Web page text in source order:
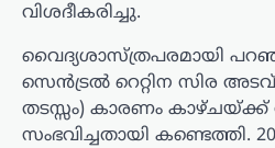
വിശദീകരിച്ചു.
വൈദ്യശാസ്ത്രപരമായി
സെൻട്രൽ റെറ്റിന സിര
തടസ്സം) കാരണം
സംഭവിച്ചതായി കണ്ടെത്തി.